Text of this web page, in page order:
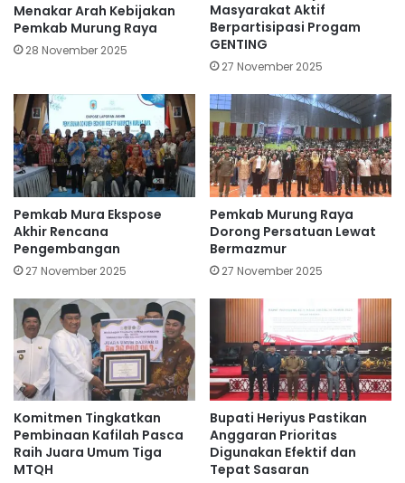
Menakar Arah Kebijakan
Pemkab Murung Raya
28 November 2025
Masyarakat Aktif
Berpartisipasi Progam
GENTING
27 November 2025
Pemkab Mura Ekspose
Akhir Rencana
Pengembangan
27 November 2025
Pemkab Murung Raya
Dorong Persatuan Lewat
Bermazmur
27 November 2025
Komitmen Tingkatkan
Pembinaan Kafilah Pasca
Raih Juara Umum Tiga
MTQH
Bupati Heriyus Pastikan
Anggaran Prioritas
Digunakan Efektif dan
Tepat Sasaran